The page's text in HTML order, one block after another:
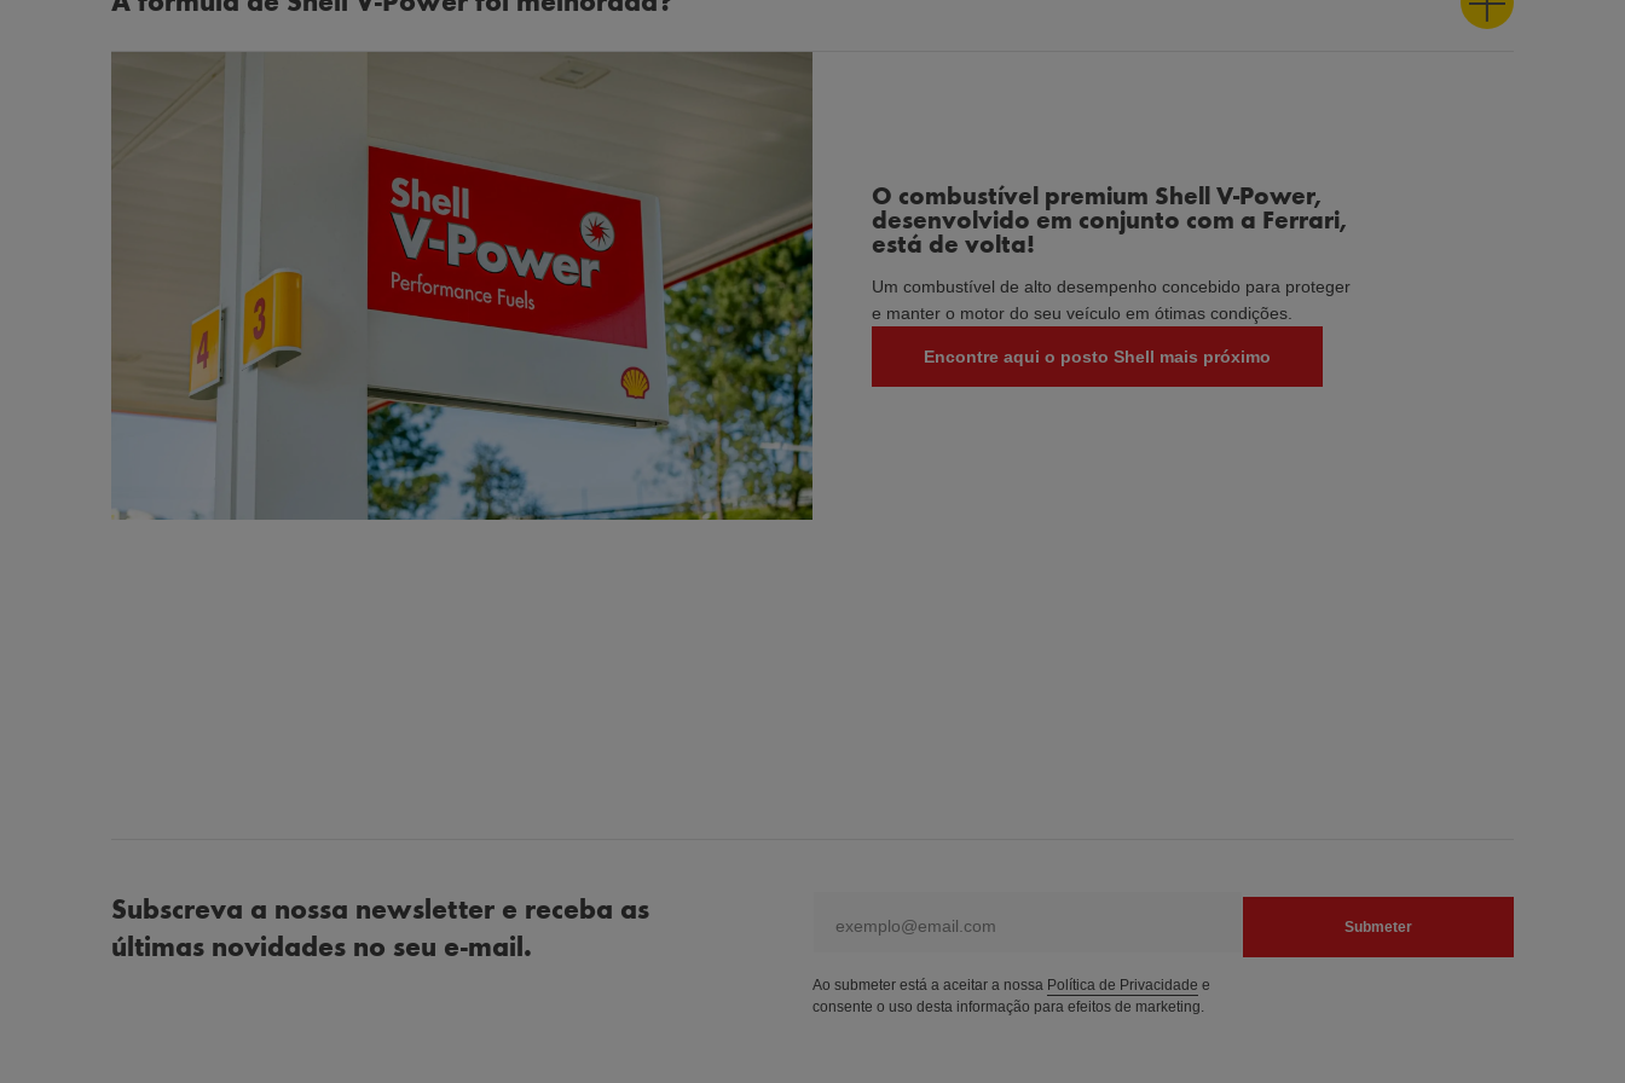
A Shell V-Power contém a mais avançada tecnologia de combustível aditivado do mundo. Ajudando a
O combustível premium Shell V-Power,
desenvolvido em conjunto com a Ferrari,
está de volta!
Um combustível de alto desempenho concebido para proteger
e manter o motor do seu veículo em ótimas condições.
Encontre aqui o posto Shell mais próximo
Subscreva a nossa newsletter e receba as
últimas novidades no seu e-mail.
Submeter
Ao submeter está a aceitar a nossa Política de Privacidade e
consente o uso desta informação para efeitos de marketing.